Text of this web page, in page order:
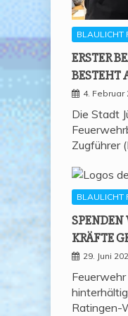
BLAULICHT
ERS­TER
BESTEHT
4. Februar
Die Stadt
Zugführer
BLAULICHT
KRÄF­TE
29. Juni
Ratingen-